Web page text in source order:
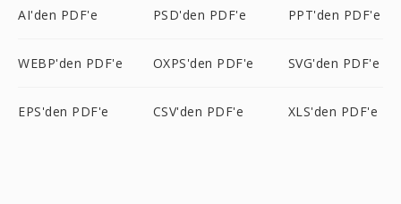
AI'den PDF'e PSD'den PDF'e PPT'den PDF'e
WEBP'den PDF'e OXPS'den PDF'e SVG'den PDF'e
EPS'den PDF'e CSV'den PDF'e XLS'den PDF'e